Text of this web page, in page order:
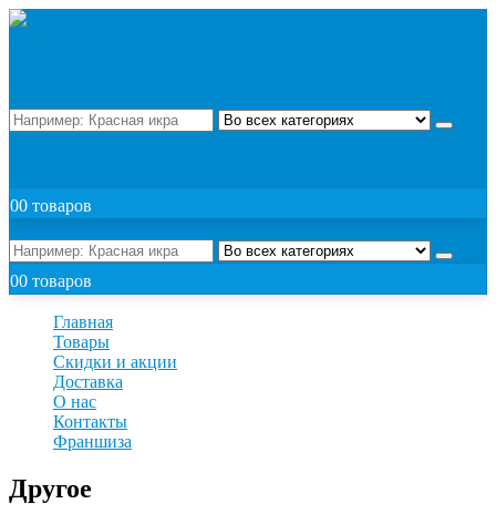
00 товаров
00 товаров
Главная
Товары
Скидки и акции
Доставка
О нас
Контакты
Франшиза
Другое